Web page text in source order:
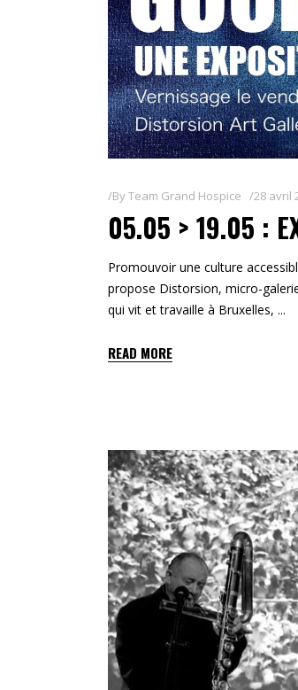
ByTeam Grand Hospice 28 avril
05.05 > 19.05 :
Promouvoir une culture
propose Distorsion, micro-
qui vit et travaille à Bruxelles,
READ MORE